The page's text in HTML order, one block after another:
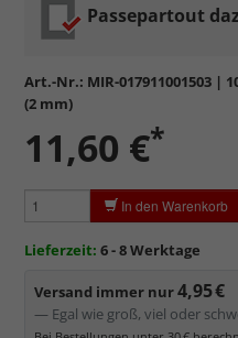
Standardglasin
Formstabil, preiswert,
Reflektierende Oberfläche
Minimaler UV-Schutz von
Schutz des Bildes.
Normalglas hat eine
Bereich der Weißtöne zu
kommt. Für Bilder mit hellen
Passepartout
Art.-Nr.: MIR-017911001503 |
(2 mm)
11,60 €*
In den Warenkorb
Lieferzeit: 6 - 8 Werktage
Versand immer nur4,95 €
— Egal wie groß, viel oder